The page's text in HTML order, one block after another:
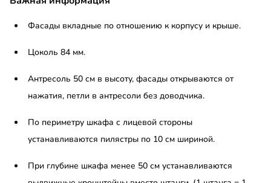
Фасады вкладные по отношению к корпусу и крыше.
Цоколь 84 мм.
Антресоль 50 см в высоту, фасады открываются от
нажатия, петли в антресоли без доводчика.
По периметру шкафа с лицевой стороны
устанавливаются пилястры по 10 см шириной.
При глубине шкафа менее 50 см устанавливаются